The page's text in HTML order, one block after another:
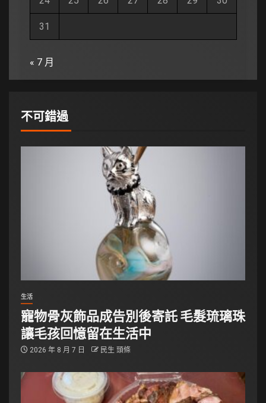
31
« 7 月
不可錯過
生活
寵物骨灰飾品成告別後寄託 毛髮琉璃珠
讓毛孩回憶留在生活中
2026 年 8 月 7 日 民生 頭條